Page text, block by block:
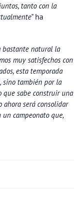
tanto con la
" ha
bastante natural la
muy satisfechos con
esta temporada
sino también por la
que sabe construir una
será consolidar
campeonato que,